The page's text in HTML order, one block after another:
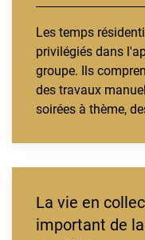
Les temps
privilégiés dans
groupe. Ils
des travaux
soirées à thème,
La vie en
important de